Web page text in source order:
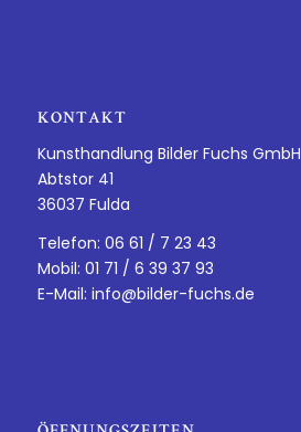
KONTAKT
Kunsthandlung Bilder Fuchs GmbH
Abtstor 41
36037 Fulda
Telefon: 06 61 / 7 23 43
Mobil: 01 71 / 6 39 37 93
E-Mail: info@bilder-fuchs.de